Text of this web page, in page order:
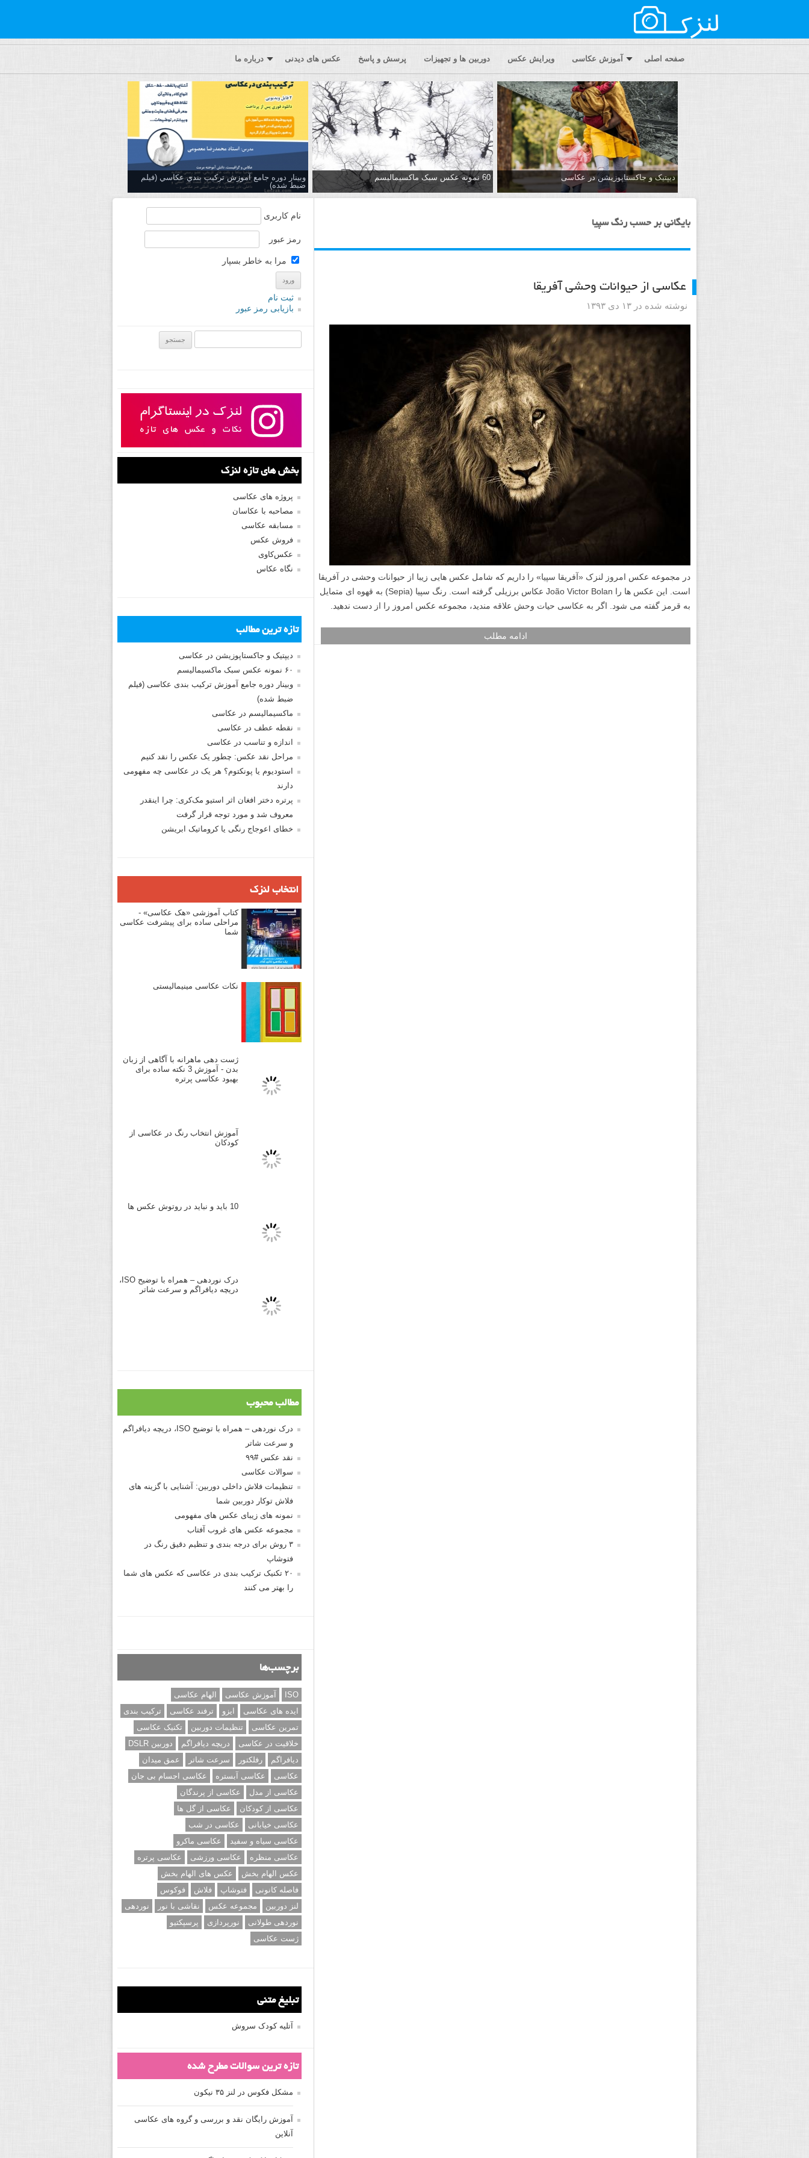
صفحه اصلی آموزش عکاسی ویرایش عکس دوربین ها و تجهیزات پرسش و پاسخ عکس های دیدنی درباره ما
دیپتیک و جاکستا‌پوزیشن در عکاسی 60 نمونه عکس سبک ماکسیمالیسم
وبینار دوره جامع آموزش تركيب بندي عكاسي (فیلم
ضبط شده)
بایگانی بر حسب رنگ سپیا
عکاسی از حیوانات وحشی آفریقا
نوشته شده در ۱۳ دی ۱۳۹۳
در مجموعه عکس امروز لنزک «آفریقا سپیا» را داریم که شامل عکس هایی زیبا از حیوانات وحشی در آفریقا
است. این عکس ها را João Victor Bolan عکاس برزیلی گرفته است. رنگ سپیا (Sepia) به قهوه ای متمایل
به قرمز گفته می شود. اگر به عکاسی حیات وحش علاقه مندید، مجموعه عکس امروز را از دست ندهید.
ادامه مطلب
نام کاربری
رمز عبور
مرا به خاطر بسپار
ثبت نام
بازیابی رمز عبور
بخش های تازه لنزک
پروژه های عکاسی
مصاحبه با عکاسان
مسابقه عکاسی
فروش عکس
عکس‌کاوی
نگاه عکاس
تازه ترین مطالب
دیپتیک و جاکستا‌پوزیشن در عکاسی
۶۰ نمونه عکس سبک ماکسیمالیسم
وبینار دوره جامع آموزش ترکیب بندی عکاسی (فیلم
ضبط شده)
ماکسیمالیسم در عکاسی
نقطه عطف در عکاسی
اندازه و تناسب در عکاسی
مراحل نقد عکس: چطور یک عکس را نقد کنیم
استودیوم یا پونکتوم؟ هر یک در عکاسی چه مفهومی
دارند
پرتره دختر افغان اثر استیو مک‌کری: چرا اینقدر
معروف شد و مورد توجه قرار گرفت
خطای اعوجاج رنگی یا کروماتیک ابریشن
انتخاب لنزک
کتاب آموزشی «هک عکاسی» -
مراحلی ساده برای پیشرفت عکاسی
شما
نکات عکاسی مینیمالیستی
ژست دهی ماهرانه با آگاهی از زبان
بدن - آموزش 3 نکته ساده برای
بهبود عکاسی پرتره
آموزش انتخاب رنگ در عکاسی از
کودکان
10 باید و نباید در روتوش عکس ها
درک نوردهی – همراه با توضیح ISO،
دریچه دیافراگم و سرعت شاتر
مطالب محبوب
درک نوردهی – همراه با توضیح ISO، دریچه دیافراگم
و سرعت شاتر
نقد عکس #۹۹
سوالات عکاسی
تنظیمات فلاش داخلی دوربین: آشنایی با گزینه های
فلاش توکار دوربین شما
نمونه های زیبای عکس های مفهومی
مجموعه عکس های غروب آفتاب
۳ روش برای درجه بندی و تنظیم دقیق رنگ در
فتوشاپ
۲۰ تکنیک ترکیب بندی در عکاسی که عکس های شما
را بهتر می کنند
برچسب‌ها
ISO آموزش عکاسی
الهام عکاسی
ایده های عکاسی
ایزو ترفند عکاسی
ترکیب بندی
تمرین عکاسی
تنظیمات دوربین
تکنیک عکاسی
خلاقیت در عکاسی
دریچه دیافراگم
دوربین DSLR
دیافراگم
رفلکتور سرعت شاتر
عمق میدان
عکاسی
عکاسی آبستره
عکاسی اجسام بی جان
عکاسی از مدل
عکاسی از پرندگان
عکاسی از کودکان
عکاسی از گل ها
عکاسی خیابانی
عکاسی در شب
عکاسی سیاه و سفید
عکاسی ماکرو
عکاسی منظره
عکاسی ورزشی
عکاسی پرتره
عکس الهام بخش
عکس های الهام بخش
فاصله کانونی
فتوشاپ فلاش
فوکوس
لنز دوربین
مجموعه عکس نقاشی با نور
نوردهی
نوردهی طولانی
نورپردازی
پرسپکتیو
ژست عکاسی
تبلیغ متنی
آتلیه کودک سروش
تازه ترین سوالات مطرح شده
مشکل فکوس در لنز ۳۵ نیکون
آموزش رایگان نقد و بررسی و گروه های عکاسی
آنلاین